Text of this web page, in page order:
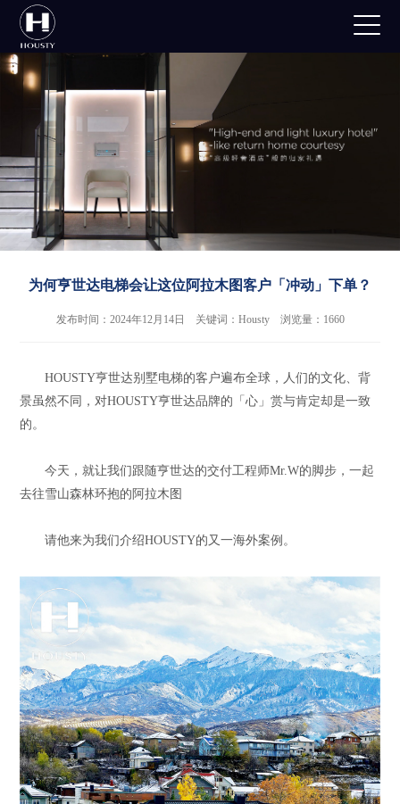
为何亨世达电梯会让这位阿拉木图客户「冲动」下单？
发布时间：2024年12月14日 关键词：Housty 浏览量：1660
HOUSTY亨世达别墅电梯的客户遍布全球，人们的文化、背
景虽然不同，对HOUSTY亨世达品牌的「心」赏与肯定却是一致
的。
今天，就让我们跟随亨世达的交付工程师Mr.W的脚步，一起
去往雪山森林环抱的阿拉木图
请他来为我们介绍HOUSTY的又一海外案例。